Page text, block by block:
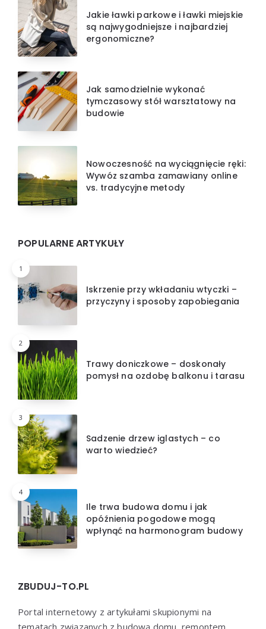
Jakie ławki parkowe i ławki miejskie
są najwygodniejsze i najbardziej
ergonomiczne?
Jak samodzielnie wykonać
tymczasowy stół warsztatowy na
budowie
Nowoczesność na wyciągnięcie ręki:
Wywóz szamba zamawiany online
vs. tradycyjne metody
POPULARNE ARTYKUŁY
1
Iskrzenie przy wkładaniu wtyczki –
przyczyny i sposoby zapobiegania
2
Trawy doniczkowe – doskonały
pomysł na ozdobę balkonu i tarasu
3
Sadzenie drzew iglastych – co
warto wiedzieć?
4
Ile trwa budowa domu i jak
opóźnienia pogodowe mogą
wpłynąć na harmonogram budowy
ZBUDUJ-TO.PL
Portal internetowy z artykułami skupionymi na
tematach związanych z budową domu, remontem